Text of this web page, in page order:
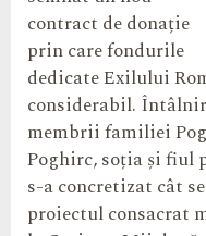
contract de donație
prin care fondurile
dedicate Exilului
considerabil.
membrii familiei
Poghirc, soția și fiul
s-a concretizat cât
proiectul consacrat